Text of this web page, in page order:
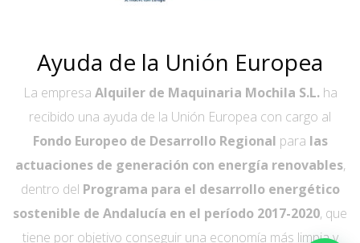
Ayuda de la Unión Europea
La empresa Alquiler de Maquinaria Mochila S.L.ha
recibido una ayuda de la Unión Europea con cargo al
Fondo Europeo de Desarrollo Regional para las
actuaciones de generación con energía renovables,
dentro del Programa para el desarrollo energético
sostenible de Andalucía en el período 2017-2020, que
tiene por objetivo conseguir una economía más limpia y